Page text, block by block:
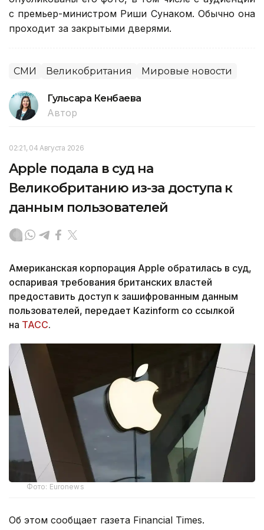
с премьер-министром Риши Сунаком. Обычно она
проходит за закрытыми дверями.
СМИ Великобритания Мировые новости
Гульсара Кенбаева
Автор
02:21, 04 Августа 2026
Apple подала в суд на
Великобританию из-за доступа к
данным пользователей
Американская корпорация Apple обратилась в суд,
оспаривая требования британских властей
предоставить доступ к зашифрованным данным
пользователей, передает Kazinform со ссылкой
на ТАСС.
Фото: Euronews
Об этом сообщает газета Financial Times.